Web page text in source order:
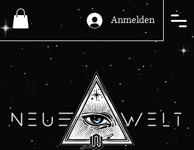
Anmelden